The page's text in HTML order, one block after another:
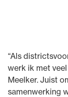
“Als
werk ik met
Meelker. Juist
samenwerking